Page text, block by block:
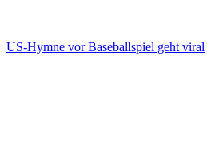
US-Hymne vor Baseballspiel geht viral